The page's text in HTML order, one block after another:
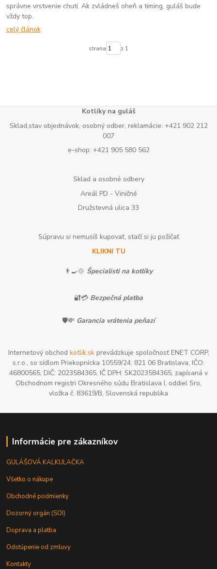
správne vrstvenie chutí. Ak zvládneš oheň a timing, guláš bude
vždy top.
celý článok
strana z 1
Kotlíky na guláš
Sklad,stav objednávok, osobný odber, reklamácie: +421 902 212
007
e-shop: +421 905 580 562
Sklad a osobné odbery
Areál PD - Viničné
Družstevná ulica 33
Súpravu si nemusíš kupovať, stačí si ju požičať
KLIKNI TU
👨‍🍳🍲 Špecialisti na kotlíky
🔐💳 Bezpečná platba
🛡️💸 Garancia vrátenia peňazí
Internetový obchod kotlik.skprevádzkuje spoločnosť ENET CORP,
s.r.o., so sídlom Priekopnícka 10559/24, 821 06 Bratislava, IČO:
46800565, DIČ: 2023584365, IČ DPH: SK2023584365, zapísaná v
Obchodnom registri Okresného súdu Bratislava I, oddiel Sro,
vložka č. 83619/B, Slovenská republika
Informácie pre zákazníkov
GULÁŠOVÁ KALKULAČKA
Všetko o nákupe
Obchodné podmienky
Dozorný orgán (SOI)
Doprava a platba
Odstúpenie od zmluvy
Kontakty